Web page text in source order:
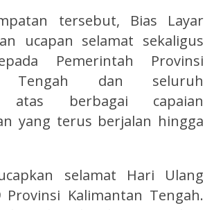
tersebut, Bias Layar
ucapan selamat sekaligus
Pemerintah Provinsi
Tengah dan seluruh
atas berbagai capaian
yang terus berjalan hingga
selamat Hari Ulang
Provinsi Kalimantan Tengah.